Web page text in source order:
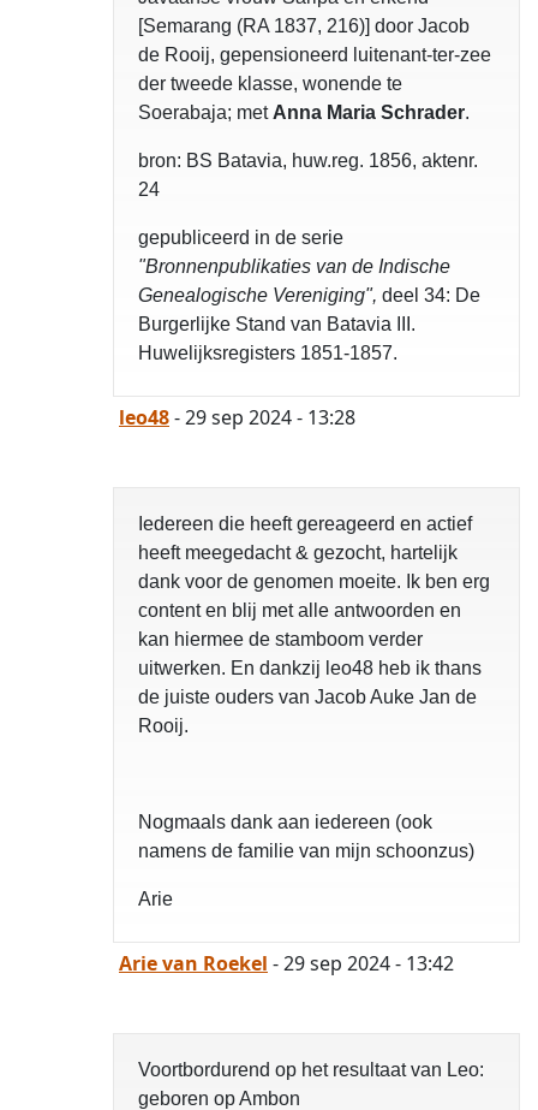
[Semarang (RA 1837, 216)] door Jacob
de Rooij, gepensioneerd luitenant-ter-zee
der tweede klasse, wonende te
Soerabaja; met Anna Maria Schrader.
bron: BS Batavia, huw.reg. 1856, aktenr.
24
gepubliceerd in de serie
"Bronnenpublikaties van de Indische
Genealogische Vereniging", deel 34: De
Burgerlijke Stand van Batavia III.
Huwelijksregisters 1851-1857.
leo48- 29 sep 2024 - 13:28
Iedereen die heeft gereageerd en actief
heeft meegedacht & gezocht, hartelijk
dank voor de genomen moeite. Ik ben erg
content en blij met alle antwoorden en
kan hiermee de stamboom verder
uitwerken. En dankzij leo48 heb ik thans
de juiste ouders van Jacob Auke Jan de
Rooij.
Nogmaals dank aan iedereen (ook
namens de familie van mijn schoonzus)
Arie
Arie van Roekel - 29 sep 2024 - 13:42
Voortbordurend op het resultaat van Leo:
geboren op Ambon